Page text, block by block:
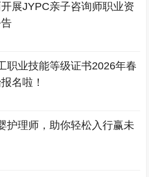
展JYPC亲子咨询师职业资
职业技能等级证书2026年春
名啦！
护理师，助你轻松入行赢未